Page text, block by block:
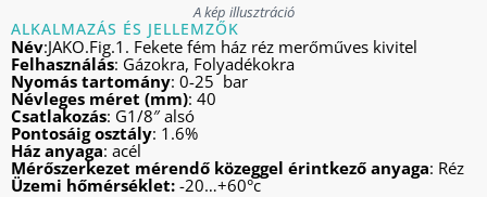
A kép illusztráció
ALKALMAZÁS ÉS JELLEMZŐK
Név:JAKO.Fig.1. Fekete fém ház réz merőműves kivitel
Felhasználás: Gázokra, Folyadékokra
Nyomás tartomány: 0-25 bar
Névleges méret (mm): 40
Csatlakozás: G1/8″ alsó
Pontosáig osztály: 1.6%
Ház anyaga: acél
Mérőszerkezet mérendő közeggel érintkező anyaga: Réz
Üzemi hőmérséklet: -20…+60°c